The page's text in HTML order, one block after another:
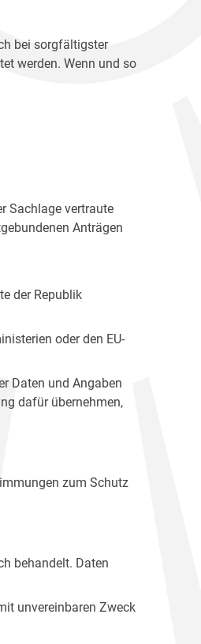
bei sorgfältigster
werden. Wenn und so
Sachlage vertraute
Anträgen
der Republik
oder den EU-
Daten und Angaben
dafür übernehmen,
zum Schutz
behandelt. Daten
unvereinbaren Zweck